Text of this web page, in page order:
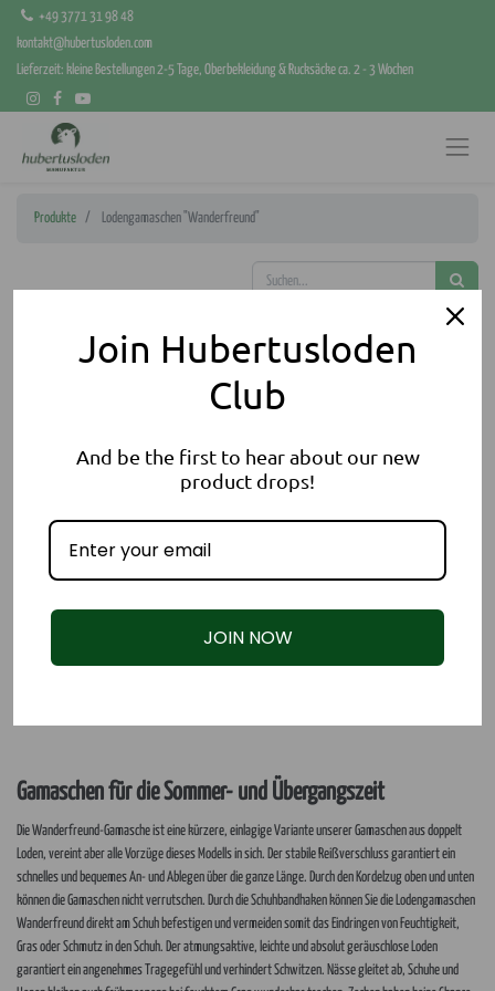
+49 3771 31 98 48
kontakt@hubertusloden.com
Lieferzeit: kleine Bestellungen 2-5 Tage, Oberbekleidung & Rucksäcke ca. 2 - 3 Wochen
Produkte Lodengamaschen "Wanderfreund"
Gamaschen für die Sommer- und Übergangszeit
Die Wanderfreund-Gamasche ist eine kürzere, einlagige Variante unserer Gamaschen aus doppelt
Loden, vereint aber alle Vorzüge dieses Modells in sich. Der stabile Reißverschluss garantiert ein
schnelles und bequemes An- und Ablegen über die ganze Länge. Durch den Kordelzug oben und unten
können die Gamaschen nicht verrutschen. Durch die Schuhbandhaken können Sie die Lodengamaschen
Wanderfreund direkt am Schuh befestigen und vermeiden somit das Eindringen von Feuchtigkeit,
Gras oder Schmutz in den Schuh. Der atmungsaktive, leichte und absolut geräuschlose Loden
garantiert ein angenehmes Tragegefühl und verhindert Schwitzen. Nässe gleitet ab, Schuhe und
Join Hubertusloden
Club
And be the first to hear about our new
product drops!
JOIN NOW